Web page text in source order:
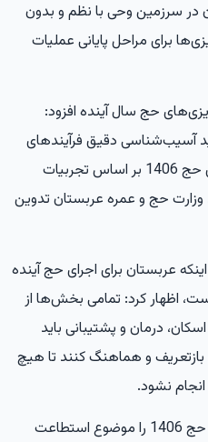
در سرزمین وحی با نظم و بدون
برای مراحل پایانی عملیات
حج سال آینده افزود:
آسیب‌شناسی دقیق فرآیندهای
اجرایی نیز انجام شود تا برنامه‌های حج 1406 بر اساس تجربیات
حج و عمره عربستان تدوین
عربستان برای اجرای حج آینده
اظهار کرد: تمامی بخش‌ها از
درمان و پشتیبانی باید
بازتعریف و هماهنگ کنند تا هیچ
نشود.
رشیدیان یکی از مهم‌ترین تغییرات حج 1406 را موضوع استطاعت